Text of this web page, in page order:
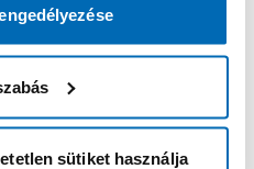
sütiket használja